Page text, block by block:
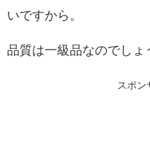
いですから。
品質は一級品なのでしょ
スポン